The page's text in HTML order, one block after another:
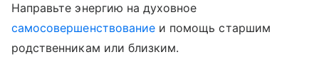
Направьте энергию на духовное
самосовершенствование и помощь старшим
родственникам или близким.